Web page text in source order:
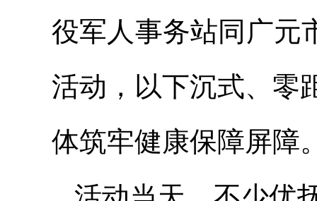
役军人事务站同广元
活动，以下沉式、零
体筑牢健康保障屏障